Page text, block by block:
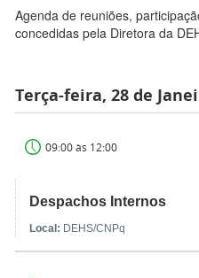
Agenda de reuniões,
concedidas pela Diretora da
Terça-feira, 28 de
09:00 às 12:00
Despachos Internos
Local: DEHS/CNPq